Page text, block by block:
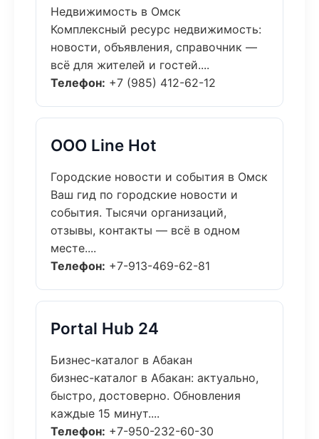
Недвижимость в Омск
Комплексный ресурс недвижимость:
новости, объявления, справочник —
всё для жителей и гостей....
Телефон: +7 (985) 412-62-12
ООО Line Hot
Городские новости и события в Омск
Ваш гид по городские новости и
события. Тысячи организаций,
отзывы, контакты — всё в одном
месте....
Телефон: +7-913-469-62-81
Portal Hub 24
Бизнес-каталог в Абакан
бизнес-каталог в Абакан: актуально,
быстро, достоверно. Обновления
каждые 15 минут....
Телефон: +7-950-232-60-30